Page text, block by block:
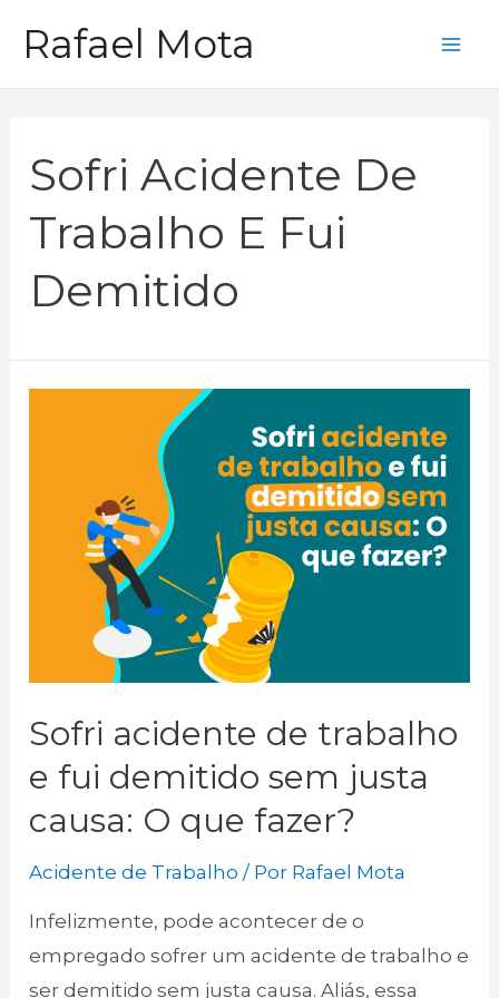
paraRafael Mota
Sofri Acidente De
Trabalho E Fui
Demitido
Sofri acidente de trabalho
e fui demitido sem justa
causa: O que fazer?
Acidente de Trabalho / Por Rafael Mota
Infelizmente, pode acontecer de o
empregado sofrer um acidente de trabalho e
ser demitido sem justa causa. Aliás, essa